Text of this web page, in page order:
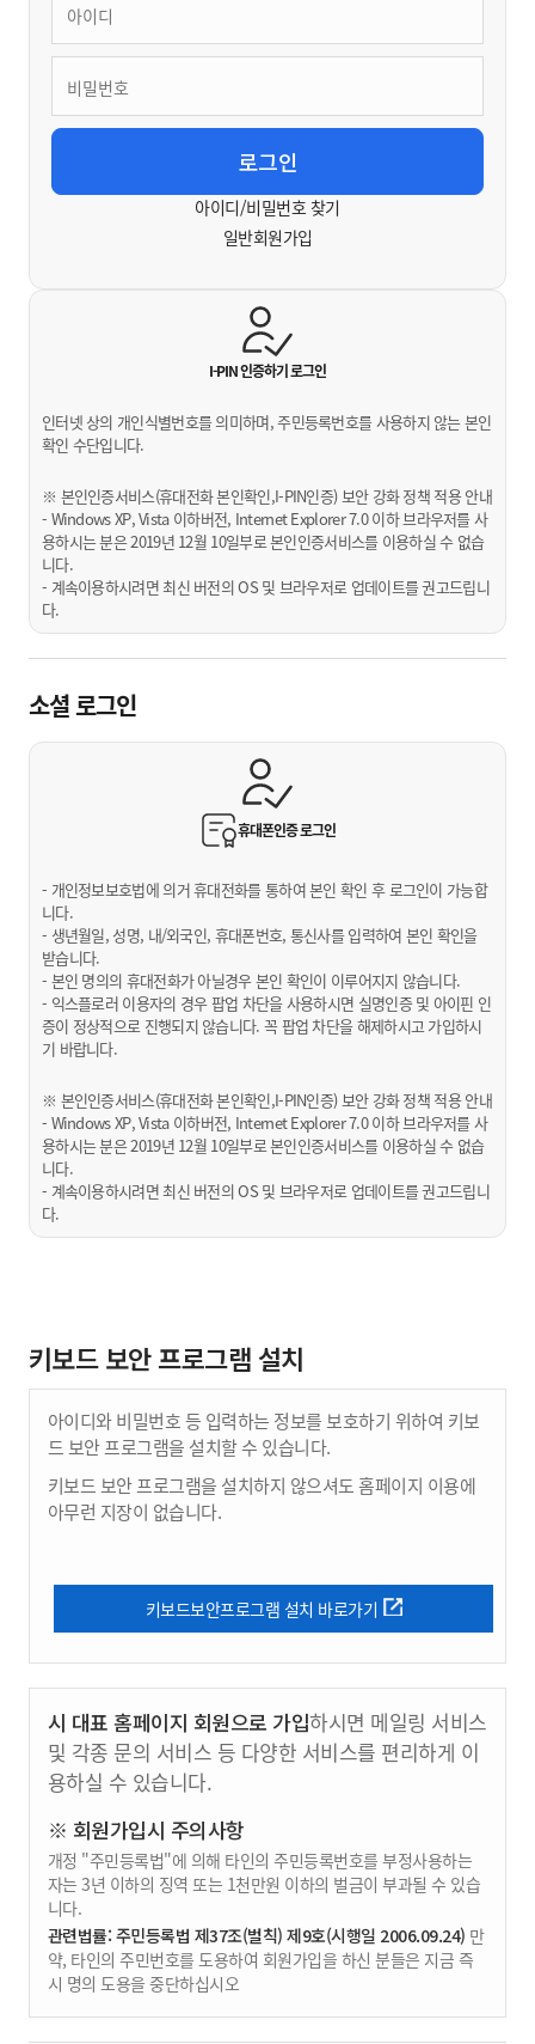
아이디/비밀번호 찾기
일반회원가입
I-PIN 인증하기로그인
인터넷 상의 개인식별번호를 의미하며, 주민등록번호를 사용하지 않는 본인
확인 수단입니다.
※ 본인인증서비스(휴대전화 본인확인,I-PIN인증) 보안 강화 정책 적용 안내
- Windows XP, Vista 이하버전, Internet Explorer 7.0 이하 브라우저를 사
용하시는 분은 2019년 12월 10일부로 본인인증서비스를 이용하실 수 없습
니다.
- 계속이용하시려면 최신 버전의 OS 및 브라우저로 업데이트를 권고드립니
다.
소셜 로그인
휴대폰인증로그인
- 개인정보보호법에 의거 휴대전화를 통하여 본인 확인 후 로그인이 가능합
니다.
- 생년월일, 성명, 내/외국인, 휴대폰번호, 통신사를 입력하여 본인 확인을
받습니다.
- 본인 명의의 휴대전화가 아닐경우 본인 확인이 이루어지지 않습니다.
- 익스플로러 이용자의 경우 팝업 차단을 사용하시면 실명인증 및 아이핀 인
증이 정상적으로 진행되지 않습니다. 꼭 팝업 차단을 해제하시고 가입하시
기 바랍니다.
※ 본인인증서비스(휴대전화 본인확인,I-PIN인증) 보안 강화 정책 적용 안내
- Windows XP, Vista 이하버전, Internet Explorer 7.0 이하 브라우저를 사
용하시는 분은 2019년 12월 10일부로 본인인증서비스를 이용하실 수 없습
니다.
- 계속이용하시려면 최신 버전의 OS 및 브라우저로 업데이트를 권고드립니
다.
키보드 보안 프로그램 설치
아이디와 비밀번호 등 입력하는 정보를 보호하기 위하여 키보
드 보안 프로그램을 설치할 수 있습니다.
키보드 보안 프로그램을 설치하지 않으셔도 홈페이지 이용에
아무런 지장이 없습니다.
키보드보안프로그램 설치 바로가기
시 대표 홈페이지 회원으로 가입하시면 메일링 서비스
및 각종 문의 서비스 등 다양한 서비스를 편리하게 이
용하실 수 있습니다.
※ 회원가입시 주의사항
개정 "주민등록법"에 의해 타인의 주민등록번호를 부정사용하는
자는 3년 이하의 징역 또는 1천만원 이하의 벌금이 부과될 수 있습
니다.
관련법률: 주민등록법 제37조(벌칙) 제9호(시행일 2006.09.24) 만
약, 타인의 주민번호를 도용하여 회원가입을 하신 분들은 지금 즉
시 명의 도용을 중단하십시오